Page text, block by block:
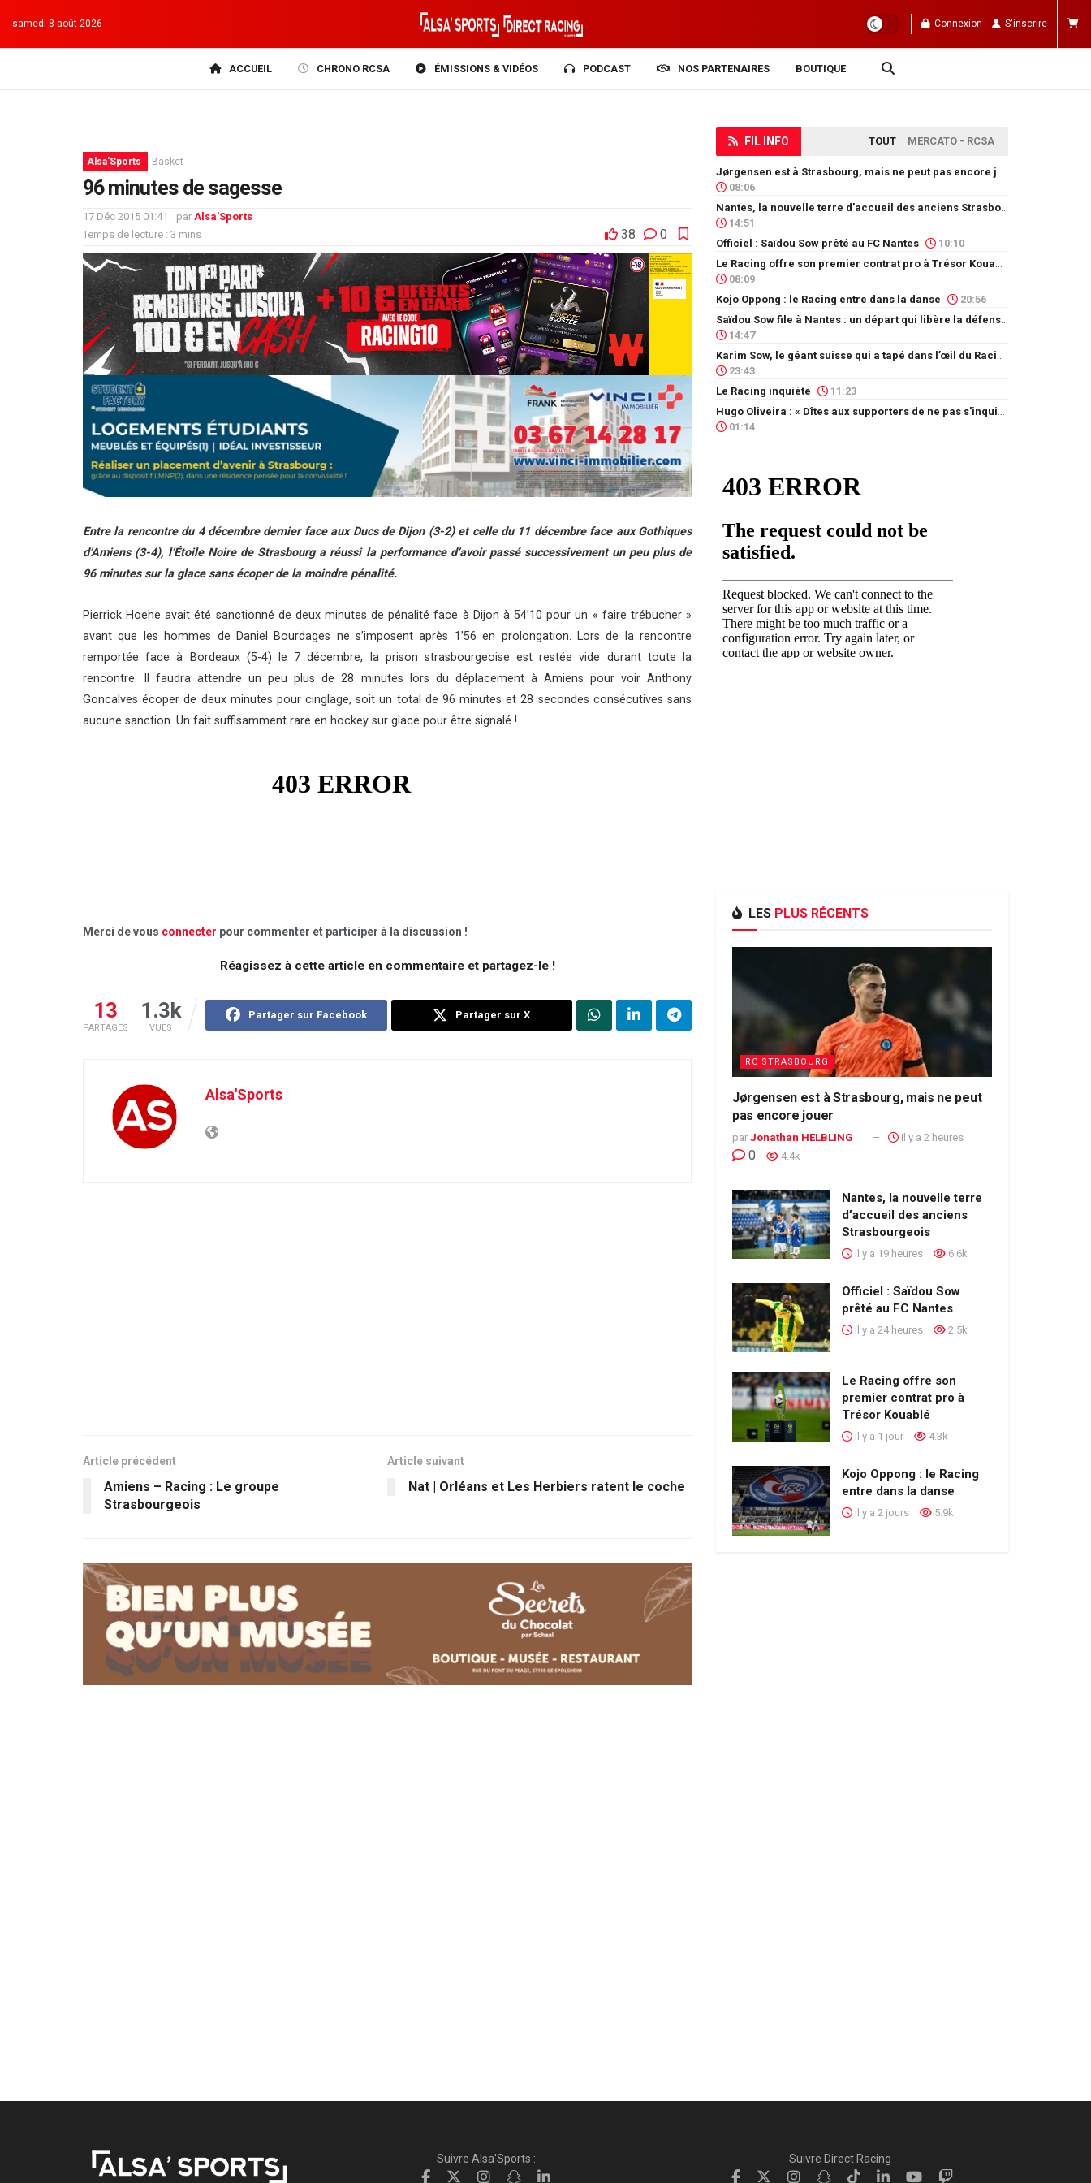
samedi 8 août 2026 Connexion S'inscrire
ACCUEIL CHRONO RCSA ÉMISSIONS & VIDÉOS PODCAST NOS PARTENAIRES BOUTIQUE
Alsa'Sports Basket
96 minutes de sagesse
17 Déc 2015 01:41 par Alsa'Sports
Temps de lecture : 3 mins
38 0
Entre la rencontre du 4 décembre dernier face aux Ducs de Dijon (3-2) et celle du 11 décembre face aux Gothiques
d’Amiens (3-4), l’Étoile Noire de Strasbourg a réussi la performance d’avoir passé successivement un peu plus de
96 minutes sur la glace sans écoper de la moindre pénalité.
Pierrick Hoehe avait été sanctionné de deux minutes de pénalité face à Dijon à 54’10 pour un « faire trébucher »
avant que les hommes de Daniel Bourdages ne s’imposent après 1’56 en prolongation. Lors de la rencontre
remportée face à Bordeaux (5-4) le 7 décembre, la prison strasbourgeoise est restée vide durant toute la
rencontre. Il faudra attendre un peu plus de 28 minutes lors du déplacement à Amiens pour voir Anthony
Goncalves écoper de deux minutes pour cinglage, soit un total de 96 minutes et 28 secondes consécutives sans
aucune sanction. Un fait suffisamment rare en hockey sur glace pour être signalé !
Merci de vous connecter pour commenter et participer à la discussion !
Réagissez à cette article en commentaire et partagez-le !
13
PARTAGES
1.3k
VUES
Partager sur Facebook Partager sur X
Alsa'Sports
Article précédent
Amiens – Racing : Le groupe
Strasbourgeois
Article suivant
Nat | Orléans et Les Herbiers ratent le coche
FIL INFO TOUT MERCATO - RCSA
08:06
14:51
Officiel : Saïdou Sow prêté au FC Nantes
10:10
08:09
Kojo Oppong : le Racing entre dans la danse
20:56
14:47
23:43
Le Racing inquiète
11:23
01:14
LES PLUS RÉCENTS
RC STRASBOURG
Jørgensen est à Strasbourg, mais ne peut
pas encore jouer
par Jonathan HELBLING il y a 2 heures
0 4.4k
Nantes, la nouvelle terre
d’accueil des anciens
Strasbourgeois
il y a 19 heures 6.6k
Officiel : Saïdou Sow
prêté au FC Nantes
il y a 24 heures 2.5k
Le Racing offre son
premier contrat pro à
Trésor Kouablé
il y a 1 jour 4.3k
Kojo Oppong : le Racing
entre dans la danse
il y a 2 jours 5.9k
Suivre Alsa'Sports : Suivre Direct Racing :